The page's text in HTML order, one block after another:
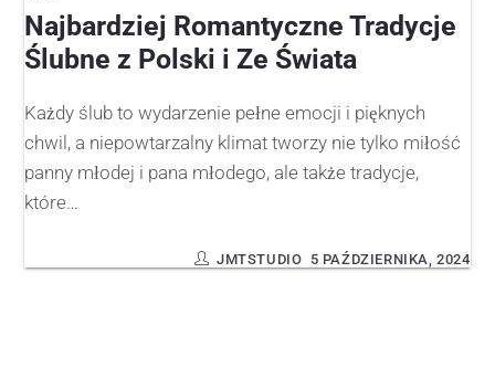
Najbardziej Romantyczne Tradycje
Ślubne z Polski i Ze Świata
Każdy ślub to wydarzenie pełne emocji i pięknych
chwil, a niepowtarzalny klimat tworzy nie tylko miłość
panny młodej i pana młodego, ale także tradycje,
które…
5 PAŹDZIERNIKA, 2024
JMTSTUDIO